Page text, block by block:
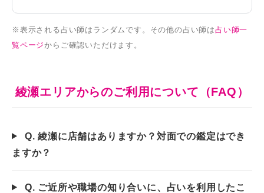
※表示される占い師はランダムです。その他の占い師は占い師一
覧ページからご確認いただけます。
綾瀬エリアからのご利用について（FAQ）
Q. 綾瀬に店舗はありますか？対面での鑑定はでき
ますか？
Q. ご近所や職場の知り合いに、占いを利用したこ